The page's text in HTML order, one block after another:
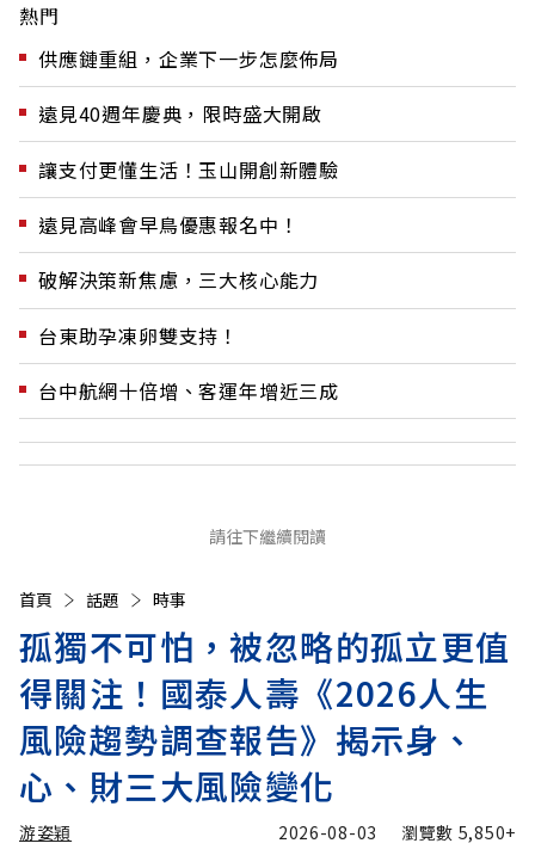
熱門
供應鏈重組，企業下一步怎麼佈局
遠見40週年慶典，限時盛大開啟
讓支付更懂生活！玉山開創新體驗
遠見高峰會早鳥優惠報名中！
破解決策新焦慮，三大核心能力
台東助孕凍卵雙支持！
台中航網十倍增、客運年增近三成
請往下繼續閱讀
首頁 話題 時事
孤獨不可怕，被忽略的孤立更值
得關注！國泰人壽《2026人生
風險趨勢調查報告》揭示身、
心、財三大風險變化
游姿穎 2026-08-03 瀏覽數 5,850+